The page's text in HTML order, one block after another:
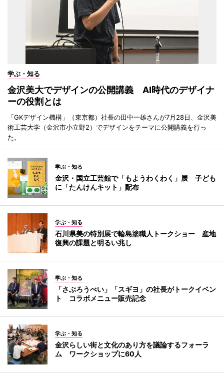
学ぶ・知る
金沢美大でデザインの公開講義 AI時代のデザイナ
ーの役割とは
「GKデザイン機構」（東京都）社長の田中一雄さんが7月28日、金沢美
術工芸大学（金沢市小立野2）でデザインをテーマに公開講義を行っ
た。
学ぶ・知る
金沢・国立工芸館で「もようわくわく」展 子ども
に「たんけんキット」配布
学ぶ・知る
石川県美の特別展で輪島塗職人トークショー 産地
復興の課題と明るい兆し
学ぶ・知る
「さぶろうべい」「スギヨ」の社長がトークイベン
ト コラボメニュー販売記念
学ぶ・知る
金沢らしい街と文化のあり方を議論するフォーラ
ム ワークショップに60人